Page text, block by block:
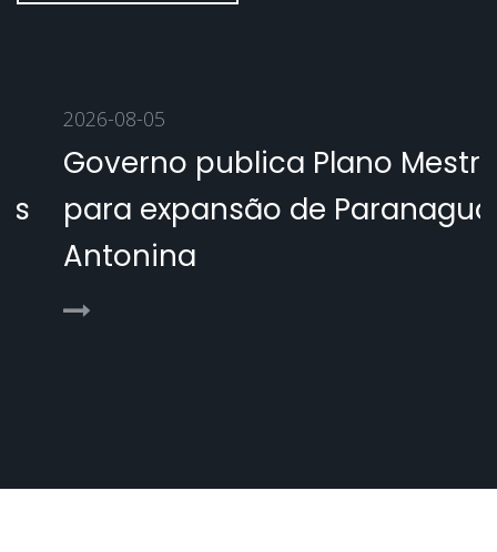
2026-08-05
Governo publica Plano Mestre
para expansão de Paranaguá e
Antonina